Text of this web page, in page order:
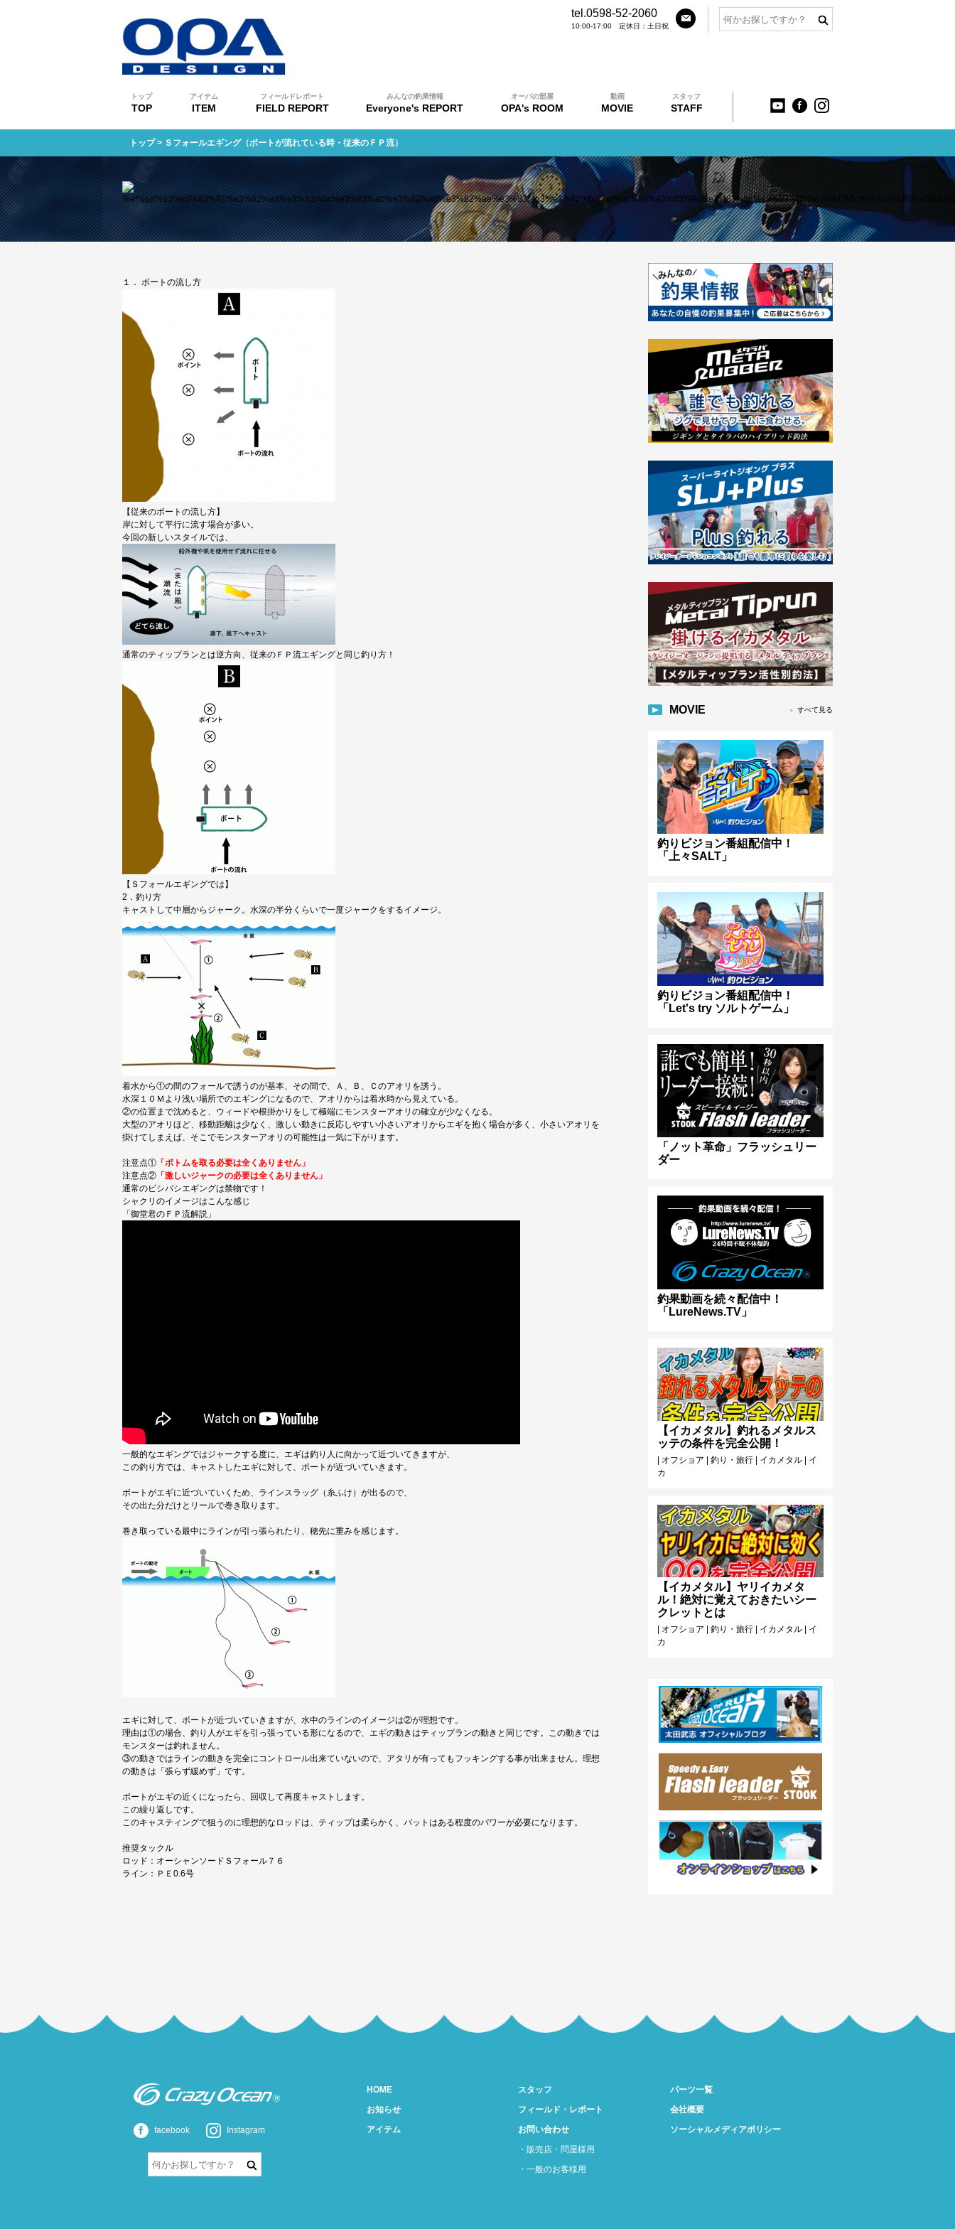
tel.0598-52-2060
10:00-17:00 定休日：土日祝
トップ
TOP
アイテム
ITEM
フィールドレポート
FIELD REPORT
みんなの釣果情報
Everyone's REPORT
オーパの部屋
OPA's ROOM
動画
MOVIE
スタッフ
STAFF
トップ> Ｓフォールエギング（ボートが流れている時・従来のＦＰ流）
１． ボートの流し方
【従来のボートの流し方】
岸に対して平行に流す場合が多い。
今回の新しいスタイルでは、
通常のティップランとは逆方向、従来のＦＰ流エギングと同じ釣り方！
【Ｓフォールエギングでは】
2．釣り方
キャストして中層からジャーク。水深の半分くらいで一度ジャークをするイメージ。
着水から①の間のフォールで誘うのが基本、その間で、Ａ、Ｂ、Ｃのアオリを誘う。
水深１０Ｍより浅い場所でのエギングになるので、アオリからは着水時から見えている。
②の位置まで沈めると、ウィードや根掛かりをして極端にモンスターアオリの確立が少なくなる。
大型のアオリほど、移動距離は少なく、激しい動きに反応しやすい小さいアオリからエギを抱く場合が多く、小さいアオリを
掛けてしまえば、そこでモンスターアオリの可能性は一気に下がります。
注意点① 「ボトムを取る必要は全くありません」
注意点② 「激しいジャークの必要は全くありません」
通常のビシバシエギングは禁物です！
シャクリのイメージはこんな感じ
「御堂君のＦＰ流解説」
一般的なエギングではジャークする度に、エギは釣り人に向かって近づいてきますが、
この釣り方では、キャストしたエギに対して、ボートが近づいていきます。
ボートがエギに近づいていくため、ラインスラッグ（糸ふけ）が出るので、
その出た分だけとリールで巻き取ります。
巻き取っている最中にラインが引っ張られたり、穂先に重みを感じます。
エギに対して、ボートが近づいていきますが、水中のラインのイメージは②が理想です。
理由は①の場合、釣り人がエギを引っ張っている形になるので、エギの動きはティップランの動きと同じです。この動きでは
モンスターは釣れません。
③の動きではラインの動きを完全にコントロール出来ていないので、アタリが有ってもフッキングする事が出来ません。理想
の動きは「張らず緩めず」です。
ボートがエギの近くになったら、回収して再度キャストします。
この繰り返しです。
このキャスティングで狙うのに理想的なロッドは、ティップは柔らかく、バットはある程度のパワーが必要になります。
推奨タックル
ロッド：オーシャンソードＳフォール７６
ライン：ＰＥ0.6号
MOVIE すべて見る
釣りビジョン番組配信中！
「上々SALT」
釣りビジョン番組配信中！
「Let's try ソルトゲーム」
「ノット革命」フラッシュリー
ダー
釣果動画を続々配信中！
「LureNews.TV」
【イカメタル】釣れるメタルス
ッテの条件を完全公開！
| オフショア | 釣り・旅行 | イカメタル | イ
カ
【イカメタル】ヤリイカメタ
ル！絶対に覚えておきたいシー
クレットとは
オフショア 釣り・旅行 イカメタル
イ
カ
facebook Instagram
HOME
お知らせ
アイテム
スタッフ
フィールド・レポート
お問い合わせ
・販売店・問屋様用
・一般のお客様用
パーツ一覧
会社概要
ソーシャルメディアポリシー